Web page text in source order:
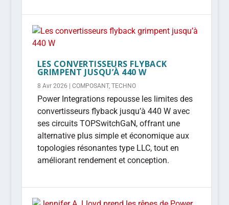
LES CONVERTISSEURS FLYBACK
GRIMPENT JUSQU’À 440 W
8 Avr 2026 COMPOSANT, TECHNO
Power Integrations repousse les limites des
convertisseurs flyback jusqu’à 440 W avec
ses circuits TOPSwitchGaN, offrant une
alternative plus simple et économique aux
topologies résonantes type LLC, tout en
améliorant rendement et conception.